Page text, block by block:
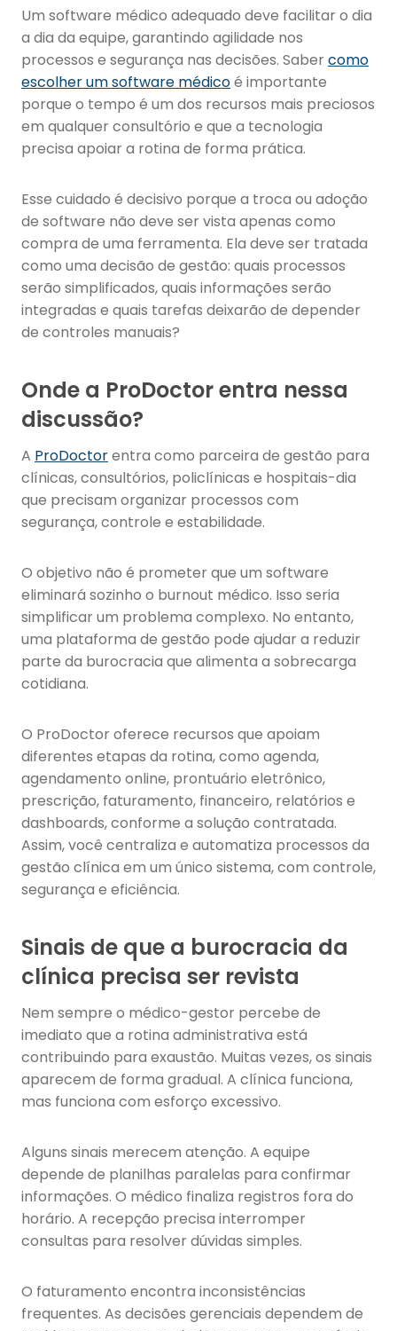
Um software médico adequado deve facilitar o dia
a dia da equipe, garantindo agilidade nos
processos e segurança nas decisões. Sabercomo
escolher um software médicoé importante
porque o tempo é um dos recursos mais preciosos
em qualquer consultório e que a tecnologia
precisa apoiar a rotina de forma prática.
Esse cuidado é decisivo porque a troca ou adoção
de software não deve ser vista apenas como
compra de uma ferramenta. Ela deve ser tratada
como uma decisão de gestão: quais processos
serão simplificados, quais informações serão
integradas e quais tarefas deixarão de depender
de controles manuais?
Onde a ProDoctor entra nessa
discussão?
A ProDoctorentra como parceira de gestão para
clínicas, consultórios, policlínicas e hospitais-dia
que precisam organizar processos com
segurança, controle e estabilidade.
O objetivo não é prometer que um software
eliminará sozinho o burnout médico. Isso seria
simplificar um problema complexo. No entanto,
uma plataforma de gestão pode ajudar a reduzir
parte da burocracia que alimenta a sobrecarga
cotidiana.
O ProDoctor oferece recursos que apoiam
diferentes etapas da rotina, como agenda,
agendamento online, prontuário eletrônico,
prescrição, faturamento, financeiro, relatórios e
dashboards, conforme a solução contratada.
Assim, você centraliza e automatiza processos da
gestão clínica em um único sistema, com controle,
segurança e eficiência.
Sinais de que a burocracia da
clínica precisa ser revista
Nem sempre o médico-gestor percebe de
imediato que a rotina administrativa está
contribuindo para exaustão. Muitas vezes, os sinais
aparecem de forma gradual. A clínica funciona,
mas funciona com esforço excessivo.
Alguns sinais merecem atenção. A equipe
depende de planilhas paralelas para confirmar
informações. O médico finaliza registros fora do
horário. A recepção precisa interromper
consultas para resolver dúvidas simples.
O faturamento encontra inconsistências
frequentes. As decisões gerenciais dependem de